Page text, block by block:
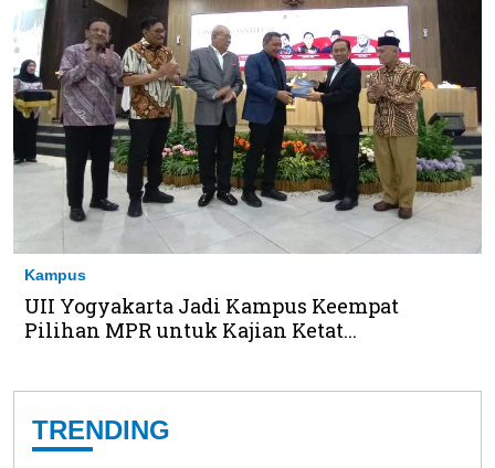
Kampus
UII Yogyakarta Jadi Kampus Keempat
Pilihan MPR untuk Kajian Ketat...
TRENDING